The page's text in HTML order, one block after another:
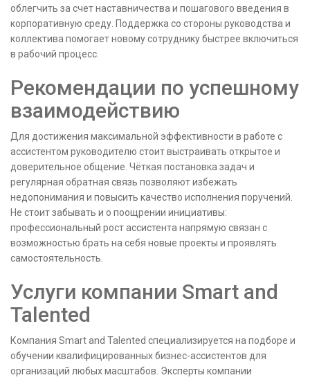
облегчить за счет наставничества и пошагового введения в
корпоративную среду. Поддержка со стороны руководства и
коллектива помогает новому сотруднику быстрее включиться
в рабочий процесс.
Рекомендации по успешному
взаимодействию
Для достижения максимальной эффективности в работе с
ассистентом руководителю стоит выстраивать открытое и
доверительное общение. Чёткая постановка задач и
регулярная обратная связь позволяют избежать
недопонимания и повысить качество исполнения поручений.
Не стоит забывать и о поощрении инициативы:
профессиональный рост ассистента напрямую связан с
возможностью брать на себя новые проекты и проявлять
самостоятельность.
Услуги компании Smart and
Talented
Компания Smart and Talented специализируется на подборе и
обучении квалифицированных бизнес-ассистентов для
организаций любых масштабов. Эксперты компании